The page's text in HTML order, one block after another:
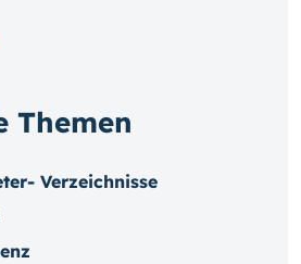
Themen
Verzeichnisse